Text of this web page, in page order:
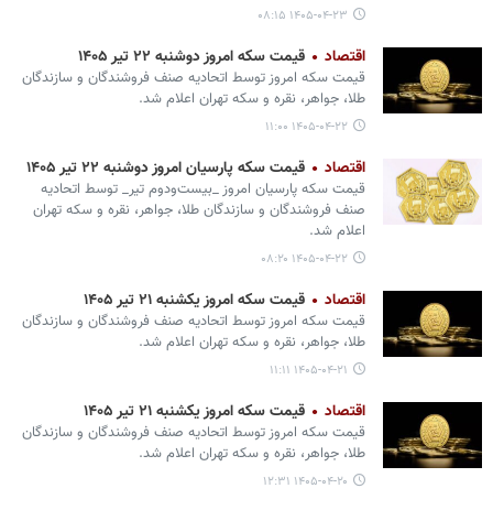
۱۴۰۵-۰۴-۲۳ ۰۸:۱۵
اقتصاد قیمت سکه امروز دوشنبه ۲۲ تیر ۱۴۰۵
قیمت سکه امروز توسط اتحادیه صنف فروشندگان و سازندگان
طلا، جواهر، نقره و سکه تهران اعلام شد.
۱۴۰۵-۰۴-۲۲ ۱۱:۰۰
اقتصاد قیمت سکه پارسیان امروز دوشنبه ۲۲ تیر ۱۴۰۵
قیمت سکه پارسیان امروز _بیست‌ودوم تیر_ توسط اتحادیه
صنف فروشندگان و سازندگان طلا، جواهر، نقره و سکه تهران
اعلام شد.
۱۴۰۵-۰۴-۲۲ ۰۸:۲۰
اقتصاد قیمت سکه امروز یکشنبه ۲۱ تیر ۱۴۰۵
قیمت سکه امروز توسط اتحادیه صنف فروشندگان و سازندگان
طلا، جواهر، نقره و سکه تهران اعلام شد.
۱۴۰۵-۰۴-۲۱ ۱۱:۱۱
اقتصاد قیمت سکه امروز یکشنبه ۲۱ تیر ۱۴۰۵
قیمت سکه امروز توسط اتحادیه صنف فروشندگان و سازندگان
طلا، جواهر، نقره و سکه تهران اعلام شد.
۱۴۰۵-۰۴-۲۰ ۱۲:۳۱